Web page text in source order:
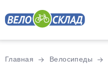
Главная Велосипеды